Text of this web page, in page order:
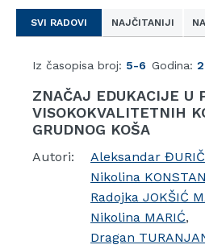
SVI RADOVI NAJČITANIJI
Iz časopisa broj: 5-6 Godina:
ZNAČAJ EDUKACIJE U
VISOKOKVALITETNIH
GRUDNOG KOŠA
Autori: Aleksandar
Nikolina
Radojka JOKŠIĆ
Nikolina MARIĆ,
Dragan